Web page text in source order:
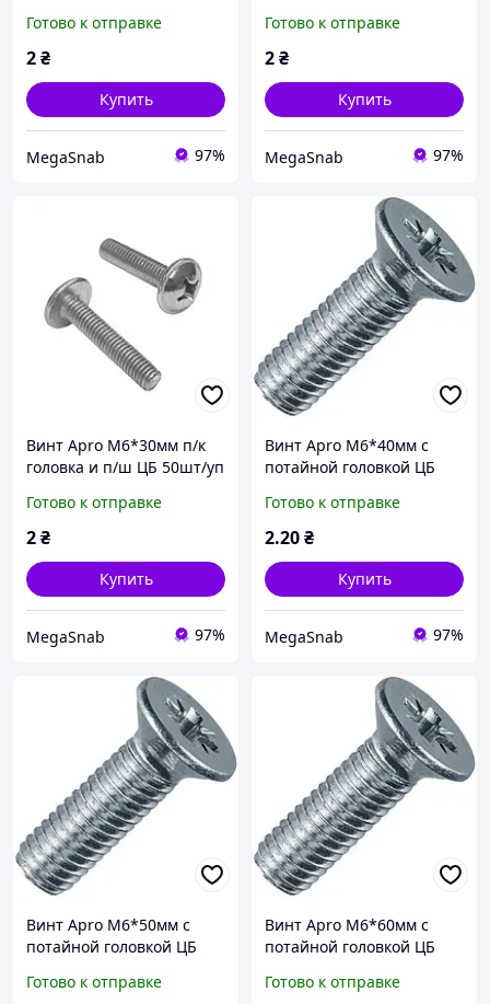
Готово к отправке
2₴
Купить
MegaSnab 97%
Готово к отправке
2₴
Купить
MegaSnab 97%
Винт Apro М6*30мм п/к
головка и п/ш ЦБ 50шт/уп
Готово к отправке
2₴
Купить
MegaSnab 97%
Винт Apro М6*40мм с
потайной головкой ЦБ
Готово к отправке
2.20₴
Купить
MegaSnab 97%
Винт Apro М6*50мм с
потайной головкой ЦБ
Готово к отправке
Винт Apro М6*60мм с
потайной головкой ЦБ
Готово к отправке